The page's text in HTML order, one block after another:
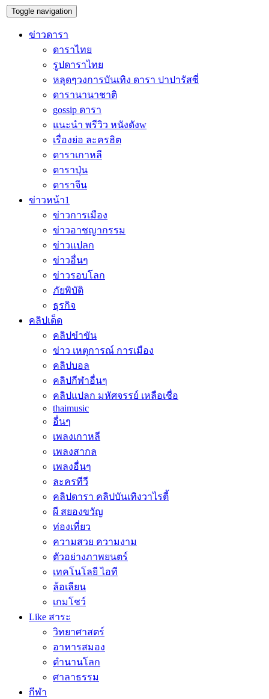
Toggle navigation
ข่าวดารา
ดาราไทย
รูปดาราไทย
หลุดๆวงการบันเทิง ดารา ปาปารัสซี่
ดารานานาชาติ
gossip ดารา
แนะนำ พรีวิว หนังดังw
เรื่องย่อ ละครฮิต
ดาราเกาหลี
ดาราปุ่น
ดาราจีน
ข่าวหน้า1
ข่าวการเมือง
ข่าวอาชญากรรม
ข่าวแปลก
ข่าวอื่นๆ
ข่าวรอบโลก
ภัยพิบัติ
ธุรกิจ
คลิปเด็ด
คลิปขำขัน
ข่าว เหตุการณ์ การเมือง
คลิปบอล
คลิปกีฬาอื่นๆ
คลิปแปลก มหัศจรรย์ เหลือเชื่อ
thaimusic
อื่นๆ
เพลงเกาหลี
เพลงสากล
เพลงอื่นๆ
ละครทีวี
คลิปดารา คลิปบันเทิงวาไรตี้
ผี สยองขวัญ
ท่องเที่ยว
ความสวย ความงาม
ตัวอย่างภาพยนตร์
เทคโนโลยี ไอที
ล้อเลียน
เกมโชว์
Like สาระ
วิทยาศาสตร์
อาหารสมอง
ตำนานโลก
ศาลาธรรม
กีฬา